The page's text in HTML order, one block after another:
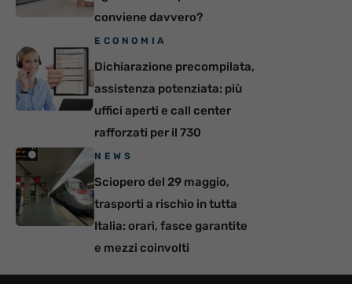
conviene davvero?
ECONOMIA
Dichiarazione precompilata,
assistenza potenziata: più
uffici aperti e call center
rafforzati per il 730
NEWS
Sciopero del 29 maggio,
trasporti a rischio in tutta
Italia: orari, fasce garantite
e mezzi coinvolti